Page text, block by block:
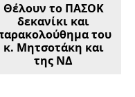
Θέλουν το ΠΑΣΟΚ
δεκανίκι και
του
κ. Μητσοτάκη και
της ΝΔ